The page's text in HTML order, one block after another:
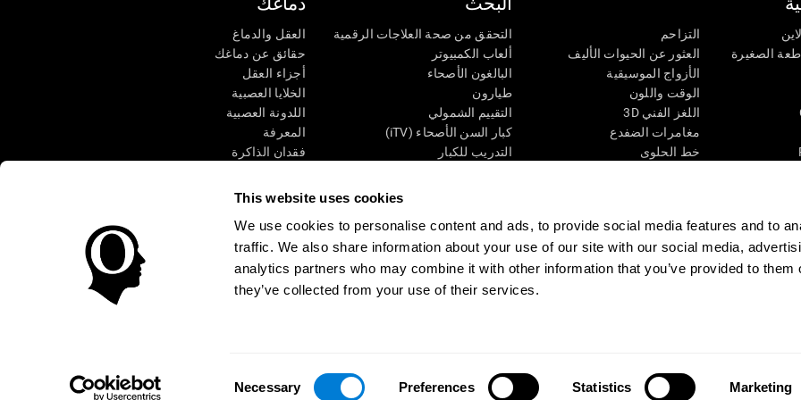
This website uses cookies
We use cookies to personalise content and ads, to provide social media features and to
traffic. We also share information about your use of our site with our social media,
analytics partners who may combine it with other information that you’ve provided to them
they’ve collected from your use of their services.
Necessary Preferences Statistics Marketing
العقل والدماغ
حقائق عن دماغك
أجزاء العقل
الخلايا العصبية
اللدونة العصبية
المعرفة
فقدان الذاكرة
وظائف ذهنية
الإدراك الحسى
الانتباه
التحقق من صحة العلاجات الرقمية
ألعاب الكمبيوتر
البالغون الأصحاء
طيارون
التقييم الشمولي
كبار السن الأصحاء (iTV)
التدريب للكبار
الصغيرة
التزاحم
العثور عن الحيوات الأليف
الأزواج الموسيقية
الوقت واللون
اللغز الفني 3D
مغامرات الضفدع
خط الحلوى
اللعبة العقلية: تفجير البالونات
ألعاب الذكاء
ألعاب اون لاين من آجل الذاكرة
CogniFit Inc © 2026